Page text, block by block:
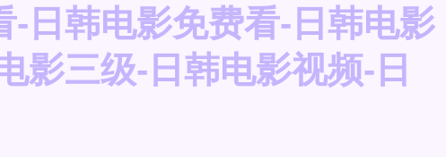
-日韩电影免费看-日韩电影
影三级-日韩电影视频-日